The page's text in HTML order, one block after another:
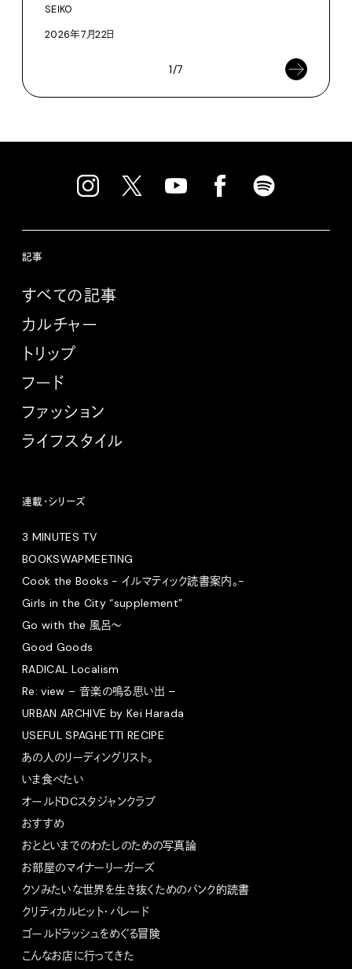
SEIKO
2026年7月22日
1/7
記事
すべての記事
カルチャー
トリップ
フード
ファッション
ライフスタイル
連載・シリーズ
3 MINUTES TV
BOOKSWAPMEETING
Cook the Books - イルマティック読書案内。-
Girls in the City “supplement”
Go with the 風呂〜
Good Goods
RADICAL Localism
Re: view – 音楽の鳴る思い出 –
URBAN ARCHIVE by Kei Harada
USEFUL SPAGHETTI RECIPE
あの人のリーディングリスト。
いま食べたい
オールドDCスタジャンクラブ
おすすめ
おとといまでのわたしのための写真論
お部屋のマイナーリーガーズ
クソみたいな世界を生き抜くためのパンク的読書
クリティカルヒット・パレード
ゴールドラッシュをめぐる冒険
こんなお店に行ってきた